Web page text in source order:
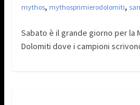
mythos, mythosprimierodolomiti,
Sabato è il grande giorno per la
Dolomiti dove i campioni